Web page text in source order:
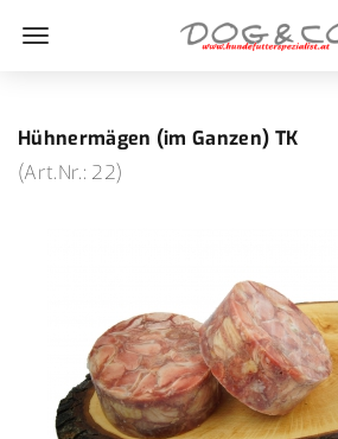
Hühnermägen (im Ganzen) TK
(Art.Nr.: 22)